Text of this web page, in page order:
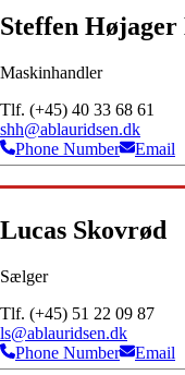
Steffen Højager
Maskinhandler
Tlf. (+45) 40 33 68 61
shh@ablauridsen.dk
Phone Number
Email
Lucas Skovrød
Sælger
Tlf. (+45) 51 22 09 87
ls@ablauridsen.dk
Phone Number
Email